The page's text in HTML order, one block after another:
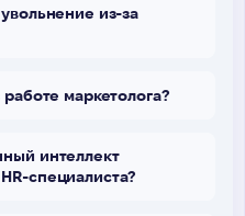
из-за
маркетолога?
интеллект
специалиста?